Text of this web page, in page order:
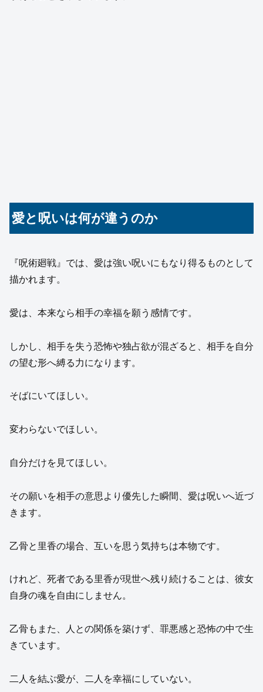
愛と呪いは何が違うのか
『呪術廻戦』では、愛は強い呪いにもなり得るものとして
描かれます。
愛は、本来なら相手の幸福を願う感情です。
しかし、相手を失う恐怖や独占欲が混ざると、相手を自分
の望む形へ縛る力になります。
そばにいてほしい。
変わらないでほしい。
自分だけを見てほしい。
その願いを相手の意思より優先した瞬間、愛は呪いへ近づ
きます。
乙骨と里香の場合、互いを思う気持ちは本物です。
けれど、死者である里香が現世へ残り続けることは、彼女
自身の魂を自由にしません。
乙骨もまた、人との関係を築けず、罪悪感と恐怖の中で生
きています。
二人を結ぶ愛が、二人を幸福にしていない。